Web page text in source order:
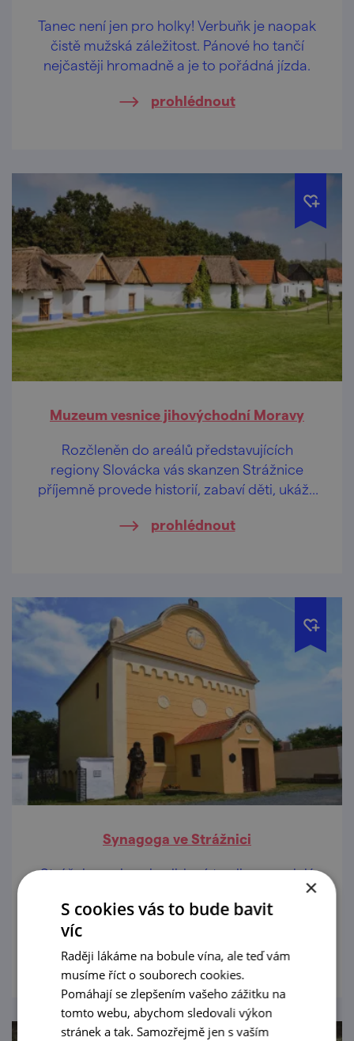
Tanec není jen pro holky! Verbuňk je naopak
čistě mužská záležitost. Pánové ho tančí
nejčastěji hromadně a je to pořádná jízda.
prohlédnout
Muzeum vesnice jihovýchodní Moravy
Rozčleněn do areálů představujících
regiony Slovácka vás skanzen Strážnice
příjemně provede historií, zabaví děti, ukáže
prohlédnout
Synagoga ve Strážnici
Strážnice nejsou jen lidové tradice, proslulý
skanzen a lahodné moravské víno, ale také
dlouhá historie židovství.
prohlédnout
×
S cookies vás to bude bavit
víc
Raději lákáme na bobule vína, ale teď vám
musíme říct o souborech cookies.
Pomáhají se zlepšením vašeho zážitku na
tomto webu, abychom sledovali výkon
stránek a tak. Samozřejmě jen s vaším